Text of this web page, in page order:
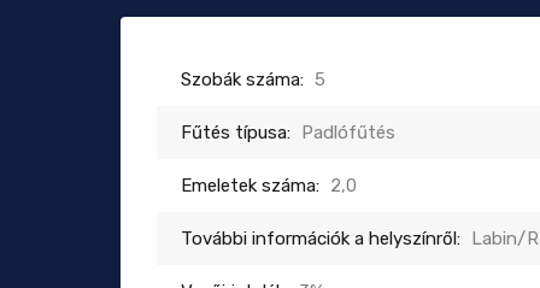
Szobák száma: 5
Fűtés típusa: Padlófűtés
Emeletek száma: 2,0
További információk a helyszínről: Labin/